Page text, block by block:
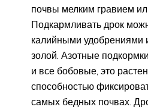
почвы мелким гравием
Подкармливать дрок
калийными удобрениями
золой. Азотные
и все бобовые, это
способностью
самых бедных почвах.